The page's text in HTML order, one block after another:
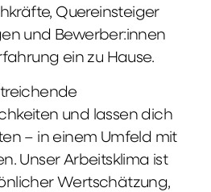
Quereinsteiger
und Bewerber:innen
ein zu Hause.
und lassen dich
– in einem Umfeld mit
Unser Arbeitsklima ist
Wertschätzung,